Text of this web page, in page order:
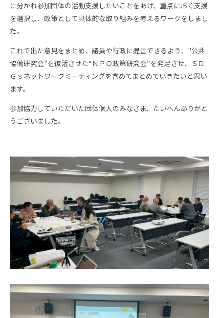
に分かれ参加団体の活動支援したいことをあげ、重点におく支援
を選択し、政策として具体的な取り組みを考えるワークをしまし
た。
これで出た意見をまとめ、議員や行政に提言できるよう、"公共
協働研究会”を復活させた“ＮＰＯ政策研究会”を発足させ、ＳＤ
Ｇｓネットワークミーティングを含めてまとめていきたいと思い
ます。
参加協力していただいた団体個人のみなさま、たいへんありがと
うございました。